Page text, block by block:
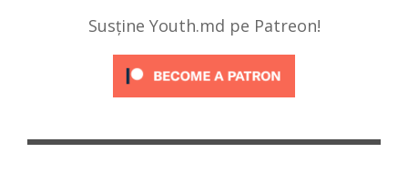
Susține Youth.md pe Patreon!